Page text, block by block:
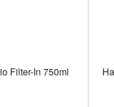
Filter-In 750ml